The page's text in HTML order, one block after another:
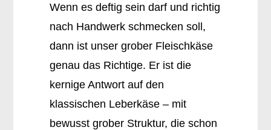
Wenn es deftig sein darf und richtig
nach Handwerk schmecken soll,
dann ist unser grober Fleischkäse
genau das Richtige. Er ist die
kernige Antwort auf den
klassischen Leberkäse – mit
bewusst grober Struktur, die schon